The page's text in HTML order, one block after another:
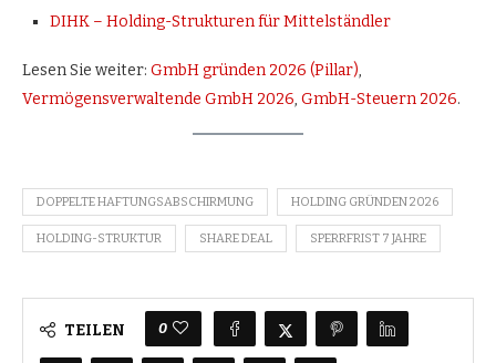
DIHK – Holding-Strukturen für Mittelständler
Lesen Sie weiter: GmbH gründen 2026 (Pillar),
Vermögensverwaltende GmbH 2026, GmbH-Steuern 2026.
DOPPELTE HAFTUNGSABSCHIRMUNG HOLDING GRÜNDEN 2026
HOLDING-STRUKTUR SHARE DEAL SPERRFRIST 7 JAHRE
TEILEN 0